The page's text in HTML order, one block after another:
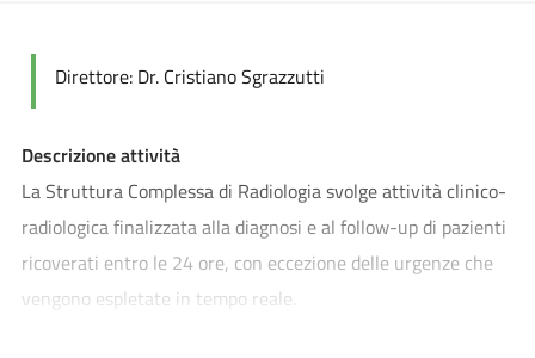
Direttore: Dr. Cristiano Sgrazzutti
Descrizione attività
La Struttura Complessa di Radiologia svolge attività clinico-
radiologica finalizzata alla diagnosi e al follow-up di pazienti
ricoverati entro le 24 ore, con eccezione delle urgenze che
vengono espletate in tempo reale.